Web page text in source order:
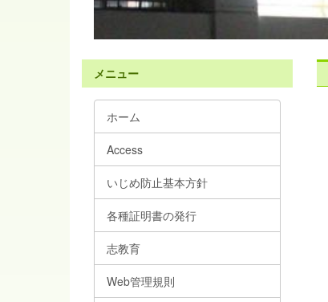
メニュー
ホーム
Access
いじめ防止基本方針
各種証明書の発行
志教育
Web管理規則